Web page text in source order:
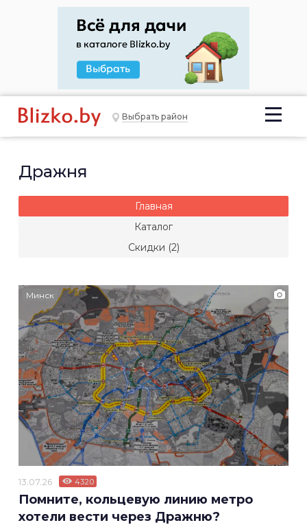
Выбрать район
Дражня
Главная
Каталог
Скидки (2)
Минск
13.07.26 4320
Помните, кольцевую линию метро
хотели вести через Дражню?